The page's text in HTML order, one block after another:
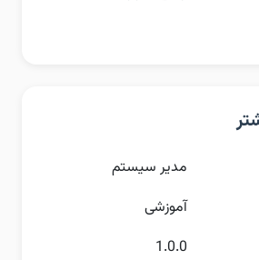
مدیر سیستم
آموزشی
1.0.0